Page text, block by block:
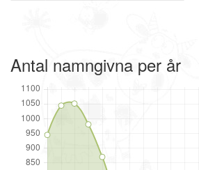
Antal namngivna per år